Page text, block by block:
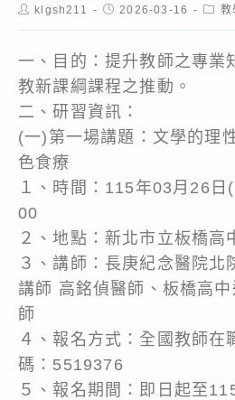
Postklgsh211
Post2026-03-16
Post
教
一、目的：提升教師之專業
教新課綱課程之推動。
二、研習資訊：
(一)第一場講題：文學的
色食療
１、時間：115年03月26日
00
２、地點：新北市立板橋高
３、講師：長庚紀念醫院北
講師 高銘偵醫師、板橋高
師
４、報名方式：全國教師在
碼：5519376
５、報名期間：即日起至